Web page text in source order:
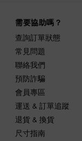
需要協助嗎？
查詢訂單狀態
常見問題
聯絡我們
預防詐騙
會員專區
運送 & 訂單追蹤
退貨 & 換貨
尺寸指南